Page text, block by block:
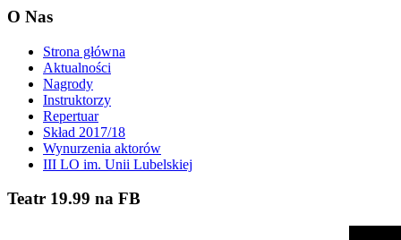
O Nas
Strona główna
Aktualności
Nagrody
Instruktorzy
Repertuar
Skład 2017/18
Wynurzenia aktorów
III LO im. Unii Lubelskiej
Teatr 19.99 na FB